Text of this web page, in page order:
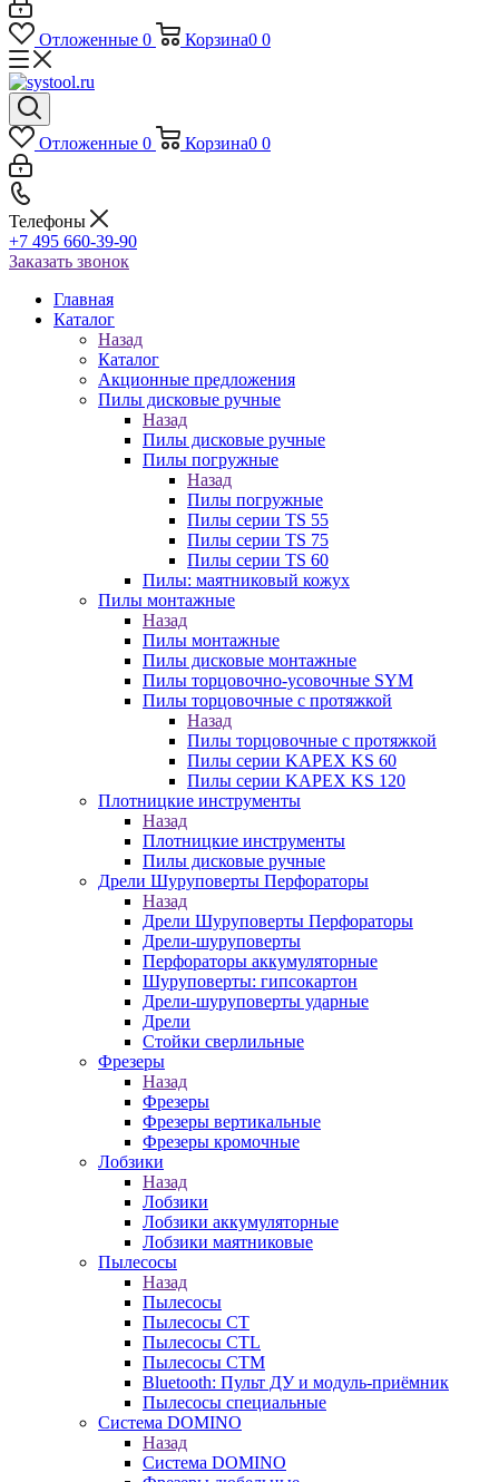
Отложенные 0 Корзина0 0
Отложенные 0 Корзина0 0
Телефоны
+7 495 660-39-90
Заказать звонок
Главная
Каталог
Назад
Каталог
Акционные предложения
Пилы дисковые ручные
Назад
Пилы дисковые ручные
Пилы погружные
Назад
Пилы погружные
Пилы серии TS 55
Пилы серии TS 75
Пилы серии TS 60
Пилы: маятниковый кожух
Пилы монтажные
Назад
Пилы монтажные
Пилы дисковые монтажные
Пилы торцовочно-усовочные SYM
Пилы торцовочные с протяжкой
Назад
Пилы торцовочные с протяжкой
Пилы серии KAPEX KS 60
Пилы серии KAPEX KS 120
Плотницкие инструменты
Назад
Плотницкие инструменты
Пилы дисковые ручные
Дрели Шуруповерты Перфораторы
Назад
Дрели Шуруповерты Перфораторы
Дрели-шуруповерты
Перфораторы аккумуляторные
Шуруповерты: гипсокартон
Дрели-шуруповерты ударные
Дрели
Стойки сверлильные
Фрезеры
Назад
Фрезеры
Фрезеры вертикальные
Фрезеры кромочные
Лобзики
Назад
Лобзики
Лобзики аккумуляторные
Лобзики маятниковые
Пылесосы
Назад
Пылесосы
Пылесосы CT
Пылесосы CTL
Пылесосы CTM
Bluetooth: Пульт ДУ и модуль-приёмник
Пылесосы специальные
Система DOMINO
Назад
Система DOMINO